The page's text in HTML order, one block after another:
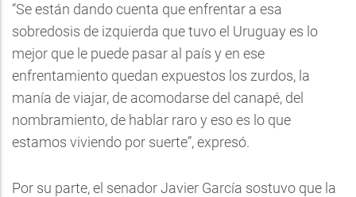
“Se están dando cuenta que enfrentar a esa
sobredosis de izquierda que tuvo el Uruguay es lo
mejor que le puede pasar al país y en ese
enfrentamiento quedan expuestos los zurdos, la
manía de viajar, de acomodarse del canapé, del
nombramiento, de hablar raro y eso es lo que
estamos viviendo por suerte”, expresó.
Por su parte, el senador Javier García sostuvo que la